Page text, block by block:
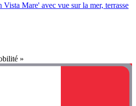
Mare' avec vue sur la mer, terrasse
»